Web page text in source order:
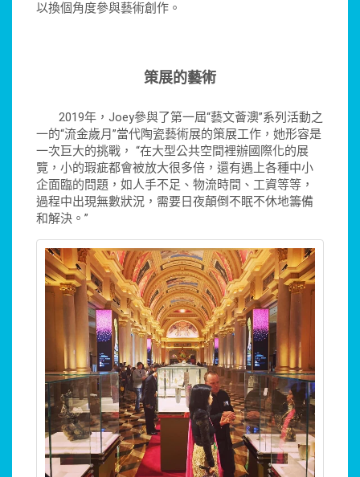
以換個角度參與藝術創作。
策展的藝術
2019年，Joey參與了第一屆“藝文薈澳”系列活動之
一的“流金歲月”當代陶瓷藝術展的策展工作，她形容是
一次巨大的挑戰， “在大型公共空間裡辦國際化的展
覽，小的瑕疵都會被放大很多倍，還有遇上各種中小
企面臨的問題，如人手不足、物流時間、工資等等，
過程中出現無數狀況，需要日夜顛倒不眠不休地籌備
和解決。”